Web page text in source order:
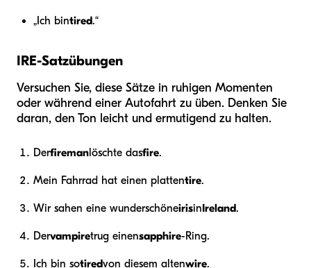
„Ich bintired.“
IRE-Satzübungen
Versuchen Sie, diese Sätze in ruhigen Momenten
oder während einer Autofahrt zu üben. Denken Sie
daran, den Ton leicht und ermutigend zu halten.
Derfireman löschte dasfire.
Mein Fahrrad hat einen plattentire.
Wir sahen eine wunderschöneirisinIreland.
Dervampiretrug einensapphire-Ring.
Ich bin sotiredvon diesem altenwire.